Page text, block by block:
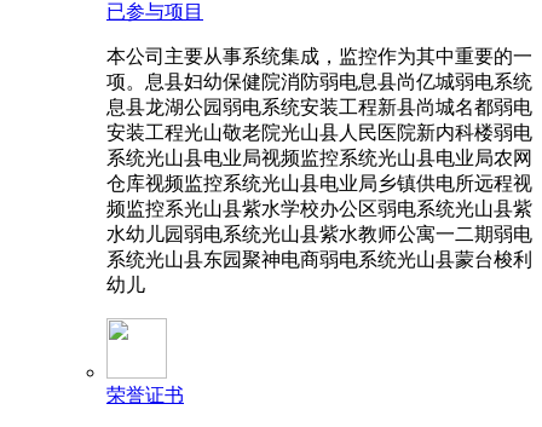
已参与项目
本公司主要从事系统集成，监控作为其中重要的一
项。息县妇幼保健院消防弱电息县尚亿城弱电系统
息县龙湖公园弱电系统安装工程新县尚城名都弱电
安装工程光山敬老院光山县人民医院新内科楼弱电
系统光山县电业局视频监控系统光山县电业局农网
仓库视频监控系统光山县电业局乡镇供电所远程视
频监控系光山县紫水学校办公区弱电系统光山县紫
水幼儿园弱电系统光山县紫水教师公寓一二期弱电
系统光山县东园聚神电商弱电系统光山县蒙台梭利
幼儿
荣誉证书